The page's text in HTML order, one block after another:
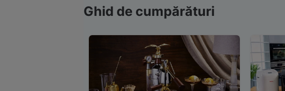
Ghid de cumpărături